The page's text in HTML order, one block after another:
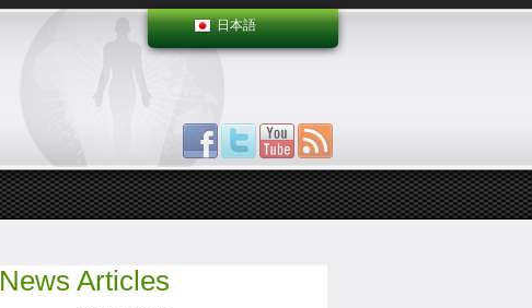
日本語
News Articles